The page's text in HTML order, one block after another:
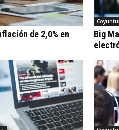
de 2,0% en
Big